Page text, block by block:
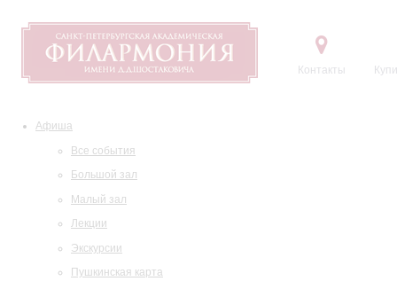
Контакты
Афиша
Все события
Большой зал
Малый зал
Лекции
Экскурсии
Пушкинская карта